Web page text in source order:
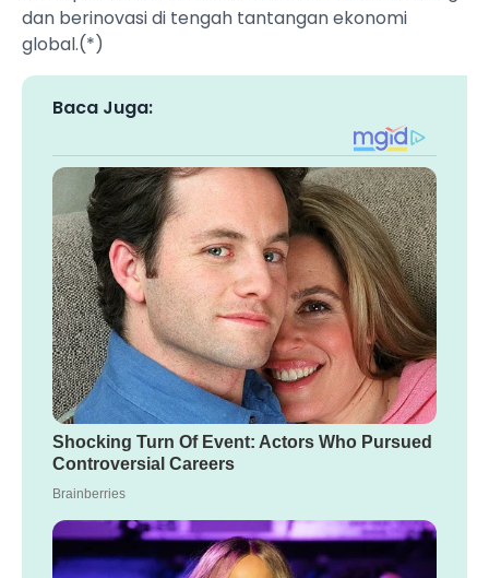
dan berinovasi di tengah tantangan ekonomi
global.(*)
Baca Juga: